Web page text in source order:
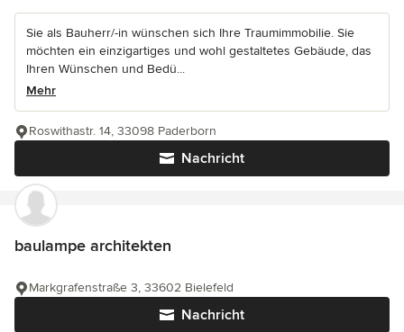
Sie als Bauherr/-in wünschen sich Ihre Traumimmobilie. Sie
möchten ein einzigartiges und wohl gestaltetes Gebäude, das
Ihren Wünschen und Bedü...
Mehr
Nachricht
Roswithastr. 14, 33098 Paderborn
baulampe architekten
Nachricht
Markgrafenstraße 3, 33602 Bielefeld